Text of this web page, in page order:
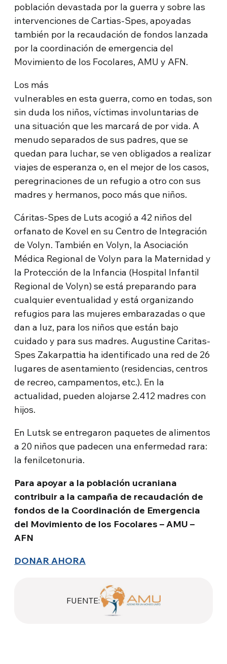
población devastada por la guerra y sobre las
intervenciones de Cartias-Spes, apoyadas
también por la recaudación de fondos lanzada
por la coordinación de emergencia del
Movimiento de los Focolares, AMU y AFN.
Los más
vulnerables en esta guerra, como en todas, son
sin duda los niños, víctimas involuntarias de
una situación que les marcará de por vida. A
menudo separados de sus padres, que se
quedan para luchar, se ven obligados a realizar
viajes de esperanza o, en el mejor de los casos,
peregrinaciones de un refugio a otro con sus
madres y hermanos, poco más que niños.
Cáritas-Spes de Luts acogió a 42 niños del
orfanato de Kovel en su Centro de Integración
de Volyn. También en Volyn, la Asociación
Médica Regional de Volyn para la Maternidad y
la Protección de la Infancia (Hospital Infantil
Regional de Volyn) se está preparando para
cualquier eventualidad y está organizando
refugios para las mujeres embarazadas o que
dan a luz, para los niños que están bajo
cuidado y para sus madres. Augustine Caritas-
Spes Zakarpattia ha identificado una red de 26
lugares de asentamiento (residencias, centros
de recreo, campamentos, etc.). En la
actualidad, pueden alojarse 2.412 madres con
hijos.
En Lutsk se entregaron paquetes de alimentos
a 20 niños que padecen una enfermedad rara:
la fenilcetonuria.
Para apoyar a la población ucraniana
contribuir a la campaña de recaudación de
fondos de la Coordinación de Emergencia
del Movimiento de los Focolares – AMU –
AFN
DONAR AHORA
FUENTE: